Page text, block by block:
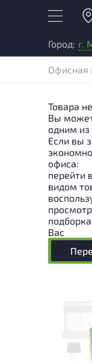
Город: г.
Офисная
Товара
Вы
одним
Если вы
офиса:
перейти в
видом
Вас